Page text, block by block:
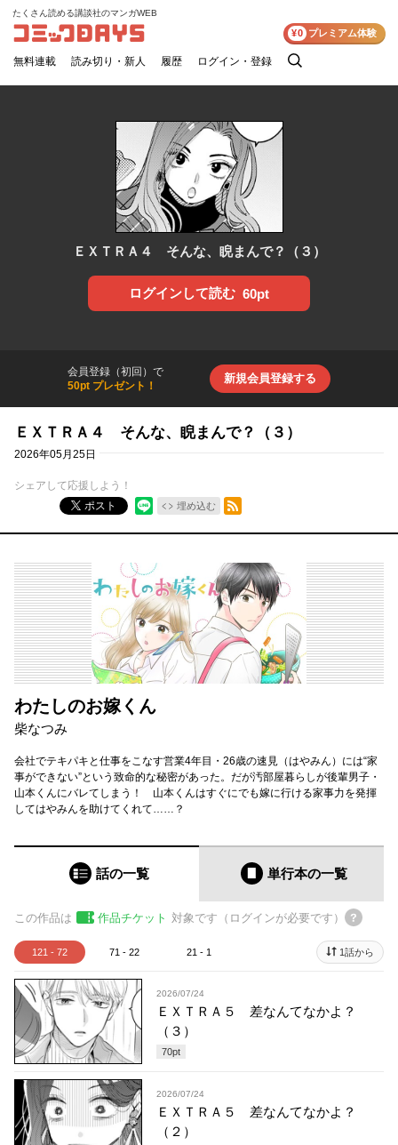
コミックDAYS
たくさん読める講談社のマンガWEB
無料連載 読み切り・新人 履歴 ログイン・登録
検
¥0 プレミアム体験
ＥＸＴＲＡ４ そんな、睨まんで？（３）
ログインして読む 60pt
会員登録（初回）で
50pt プレゼント！
新規会員登録する
ＥＸＴＲＡ４ そんな、睨まんで？（３）
2026年05月25日
シェアして応援しよう！
ポスト
埋め込む
RSSフィード
わたしのお嫁くん
柴なつみ
会社でテキパキと仕事をこなす営業4年目・26歳の速見（はやみん）には“家
事ができない”という致命的な秘密があった。だが汚部屋暮らしが後輩男子・
山本くんにバレてしまう！ 山本くんはすぐにでも嫁に行ける家事力を発揮
してはやみんを助けてくれて……？
話の一覧 単行本の一覧
この作品は 作品チケット 対象です（ログインが必要です）
121 - 72 71 - 22 21 - 1 1話から
2026/07/24
ＥＸＴＲＡ５ 差なんてなかよ？
（３）
70pt
2026/07/24
ＥＸＴＲＡ５ 差なんてなかよ？
（２）